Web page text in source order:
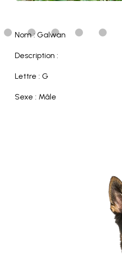
Nom : Galwan
Description :
Lettre : G
Sexe : Mâle